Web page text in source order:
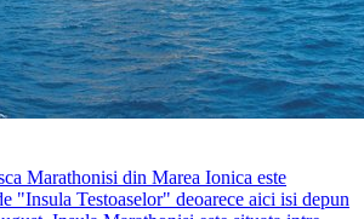
Marathonisi din Marea Ionica este
"Insula Testoaselor" deoarece aici isi depun